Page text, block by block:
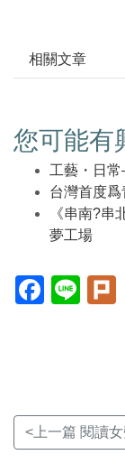
相關文章
您可能有
工藝・日
台灣首度
《串南?串
夢工場
Facebook(另
開
Line(另
開
<上一篇 閱讀